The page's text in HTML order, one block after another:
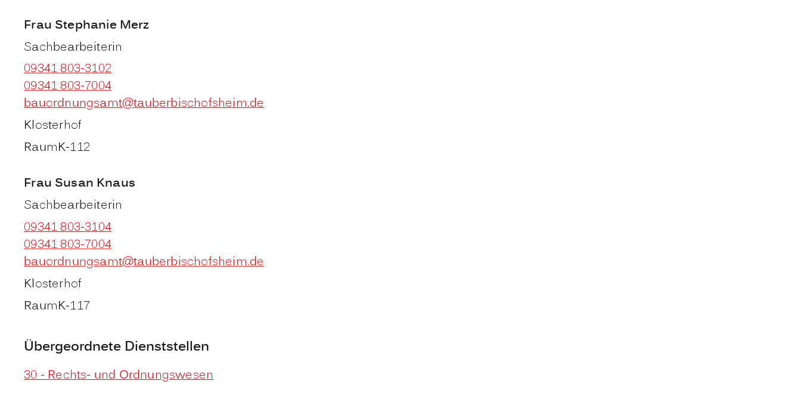
Frau Stephanie Merz
Sachbearbeiterin
09341 803-3102
09341 803-7004
bauordnungsamt@tauberbischofsheim.de
Klosterhof
RaumK-112
Frau Susan Knaus
Sachbearbeiterin
09341 803-3104
09341 803-7004
bauordnungsamt@tauberbischofsheim.de
Klosterhof
RaumK-117
Übergeordnete Dienststellen
30 - Rechts- und Ordnungswesen